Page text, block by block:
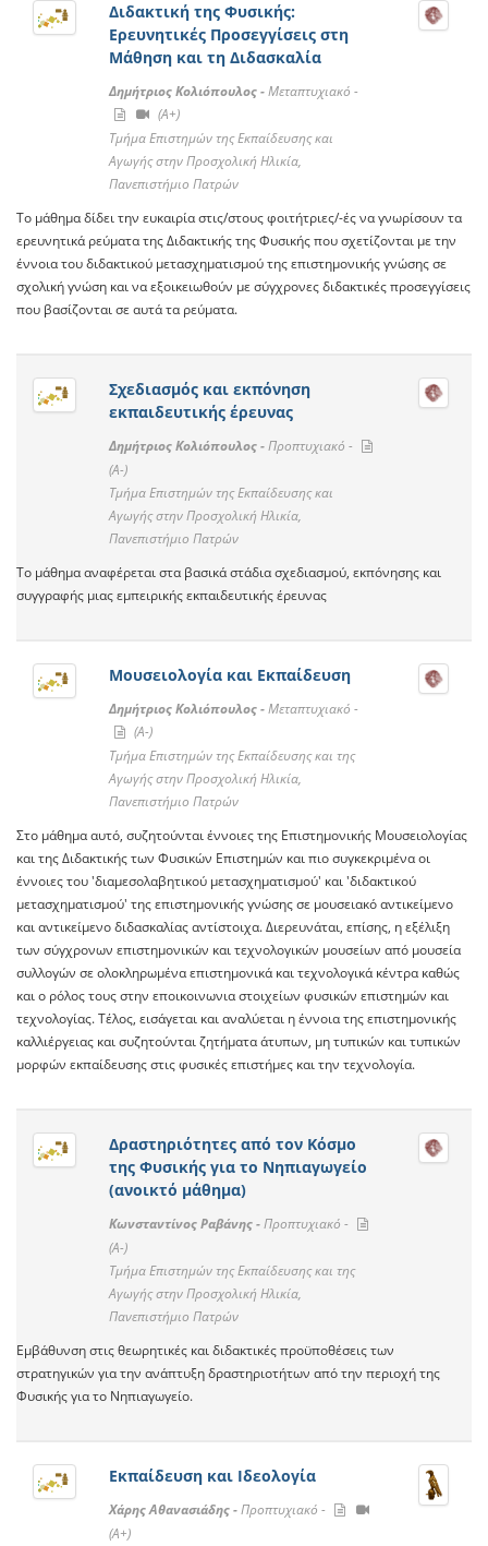
Διδακτική της Φυσικής:
Ερευνητικές Προσεγγίσεις στη
Μάθηση και τη Διδασκαλία
Δημήτριος Κολιόπουλος -Μεταπτυχιακό -
(A+)
Τμήμα Επιστημών της Εκπαίδευσης και
Αγωγής στην Προσχολική Ηλικία,
Πανεπιστήμιο Πατρών
Το μάθημα δίδει την ευκαιρία στις/στους φοιτήτριες/-ές να γνωρίσουν τα
ερευνητικά ρεύματα της Διδακτικής της Φυσικής που σχετίζονται με την
έννοια του διδακτικού μετασχηματισμού της επιστημονικής γνώσης σε
σχολική γνώση και να εξοικειωθούν με σύγχρονες διδακτικές προσεγγίσεις
που βασίζονται σε αυτά τα ρεύματα.
Σχεδιασμός και εκπόνηση
εκπαιδευτικής έρευνας
Δημήτριος Κολιόπουλος -Προπτυχιακό -
(A-)
Τμήμα Επιστημών της Εκπαίδευσης και
Αγωγής στην Προσχολική Ηλικία,
Πανεπιστήμιο Πατρών
Το μάθημα αναφέρεται στα βασικά στάδια σχεδιασμού, εκπόνησης και
συγγραφής μιας εμπειρικής εκπαιδευτικής έρευνας
Μουσειολογία και Εκπαίδευση
Δημήτριος Κολιόπουλος -Μεταπτυχιακό -
(A-)
Τμήμα Επιστημών της Εκπαίδευσης και της
Αγωγής στην Προσχολική Ηλικία,
Πανεπιστήμιο Πατρών
Στο μάθημα αυτό, συζητούνται έννοιες της Επιστημονικής Μουσειολογίας
και της Διδακτικής των Φυσικών Επιστημών και πιο συγκεκριμένα οι
έννοιες του 'διαμεσολαβητικού μετασχηματισμού' και 'διδακτικού
μετασχηματισμού' της επιστημονικής γνώσης σε μουσειακό αντικείμενο
και αντικείμενο διδασκαλίας αντίστοιχα. Διερευνάται, επίσης, η εξέλιξη
των σύγχρονων επιστημονικών και τεχνολογικών μουσείων από μουσεία
συλλογών σε ολοκληρωμένα επιστημονικά και τεχνολογικά κέντρα καθώς
και ο ρόλος τους στην εποικοινωνια στοιχείων φυσικών επιστημών και
τεχνολογίας. Τέλος, εισάγεται και αναλύεται η έννοια της επιστημονικής
καλλιέργειας και συζητούνται ζητήματα άτυπων, μη τυπικών και τυπικών
μορφών εκπαίδευσης στις φυσικές επιστήμες και την τεχνολογία.
Δραστηριότητες από τον Κόσμο
της Φυσικής για το Νηπιαγωγείο
(ανοικτό μάθημα)
Κωνσταντίνος Ραβάνης -Προπτυχιακό -
(A-)
Τμήμα Επιστημών της Εκπαίδευσης και της
Αγωγής στην Προσχολική Ηλικία,
Πανεπιστήμιο Πατρών
Εμβάθυνση στις θεωρητικές και διδακτικές προϋποθέσεις των
στρατηγικών για την ανάπτυξη δραστηριοτήτων από την περιοχή της
Φυσικής για το Νηπιαγωγείο.
Εκπαίδευση και Ιδεολογία
Xάρης Αθανασιάδης -Προπτυχιακό -
(A+)